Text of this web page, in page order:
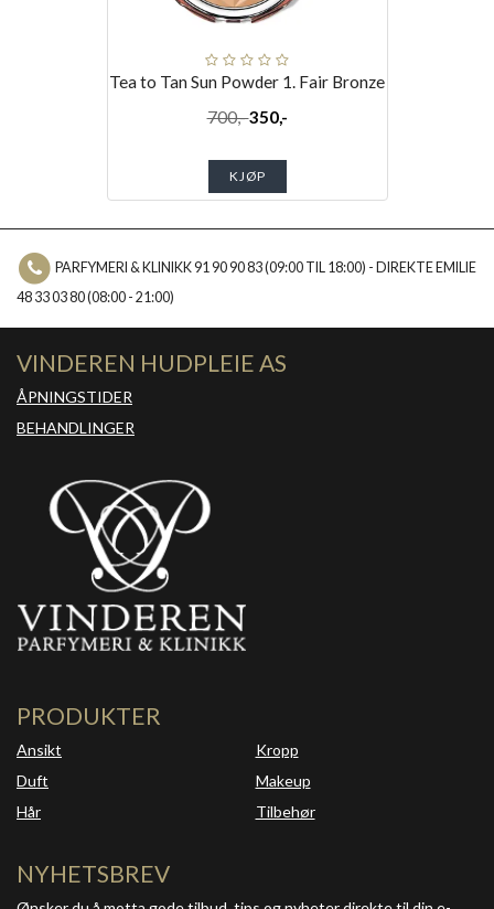
Tea to Tan Sun Powder 1. Fair Bronze
700,-350,-
KJØP
PARFYMERI & KLINIKK 91 90 90 83 (09:00 TIL 18:00) - DIREKTE EMILIE
48 33 03 80 (08:00 - 21:00)
VINDEREN HUDPLEIE AS
ÅPNINGSTIDER
BEHANDLINGER
PRODUKTER
Ansikt
Duft
Hår
Kropp
Makeup
Tilbehør
NYHETSBREV